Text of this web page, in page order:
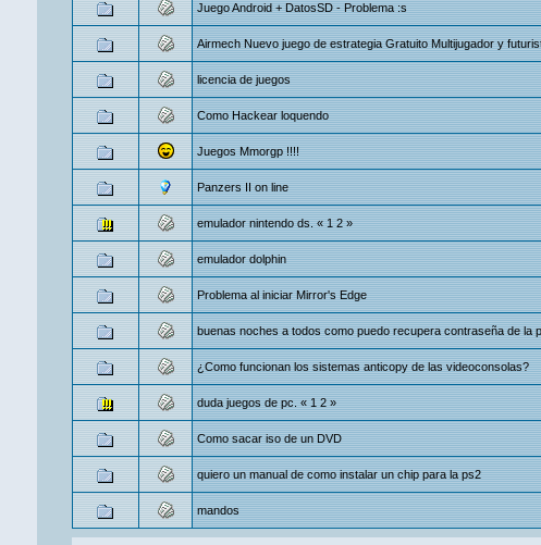
Juego Android + DatosSD - Problema :s
Airmech Nuevo juego de estrategia Gratuito Multijugador y
licencia de juegos
Como Hackear loquendo
Juegos Mmorgp !!!!
Panzers II on line
emulador nintendo ds. «1 2»
emulador dolphin
Problema al iniciar Mirror's Edge
buenas noches a todos como puedo recupera contraseña de la
¿Como funcionan los sistemas anticopy de las videoconsolas?
duda juegos de pc. «1 2»
Como sacar iso de un DVD
quiero un manual de como instalar un chip para la ps2
mandos